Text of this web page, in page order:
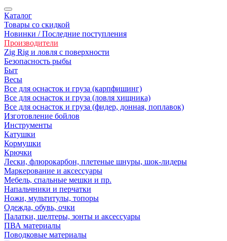
Каталог
Товары со скидкой
Новинки / Последние поступления
Производители
Zig Rig и ловля с поверхности
Безoпасность рыбы
Быт
Весы
Все для оснасток и груза (карпфишинг)
Все для оснасток и груза (ловля хищника)
Все для оснасток и груза (фидер, донная, поплавок)
Изготовление бойлов
Инструменты
Катушки
Кормушки
Крючки
Лески, флюрокарбон, плетеные шнуры, шок-лидеры
Маркерование и аксессуары
Мебель, спальные мешки и пр.
Напальчники и перчатки
Ножи, мультитулы, топоры
Одежда, обувь, очки
Палатки, шелтеры, зонты и аксессуары
ПВА материалы
Поводковые материалы